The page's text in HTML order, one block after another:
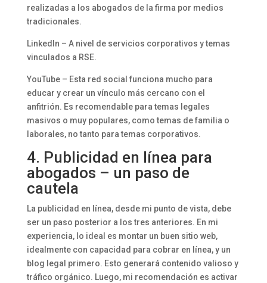
realizadas a los abogados de la firma por medios
tradicionales.
LinkedIn – A nivel de servicios corporativos y temas
vinculados a RSE.
YouTube – Esta red social funciona mucho para
educar y crear un vínculo más cercano con el
anfitrión. Es recomendable para temas legales
masivos o muy populares, como temas de familia o
laborales, no tanto para temas corporativos.
4. Publicidad en línea para
abogados – un paso de
cautela
La publicidad en línea, desde mi punto de vista, debe
ser un paso posterior a los tres anteriores. En mi
experiencia, lo ideal es montar un buen sitio web,
idealmente con capacidad para cobrar en línea, y un
blog legal primero. Esto generará contenido valioso y
tráfico orgánico. Luego, mi recomendación es activar